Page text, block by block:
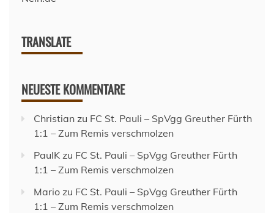
TRANSLATE
NEUESTE KOMMENTARE
Christian zu FC St. Pauli – SpVgg Greuther Fürth
1:1 – Zum Remis verschmolzen
PaulK zu FC St. Pauli – SpVgg Greuther Fürth
1:1 – Zum Remis verschmolzen
Mario zu FC St. Pauli – SpVgg Greuther Fürth
1:1 – Zum Remis verschmolzen